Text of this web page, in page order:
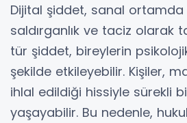
Dijital şiddet, sanal
saldırganlık ve taciz olarak
tür şiddet, bireylerin
şekilde etkileyebilir. Kişiler,
ihlal edildiği hissiyle sürekli
yaşayabilir. Bu nedenle,